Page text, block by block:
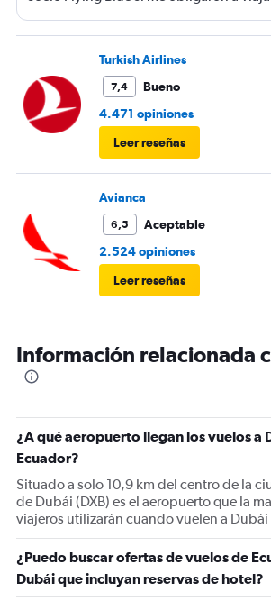
vida viaje tan mal
Turkish Airlines
7,4
Bueno
4.471 opiniones
Leer reseñas
Avianca
6,5
Aceptable
2.524 opiniones
Leer reseñas
Información relacionada
¿A qué aeropuerto llegan los vuelos a
Ecuador?
Situado a solo 10,9 km del centro de la
de Dubái (DXB) es el aeropuerto que la
viajeros utilizarán cuando vuelen a
¿Puedo buscar ofertas de vuelos de
Dubái que incluyan reservas de hotel?